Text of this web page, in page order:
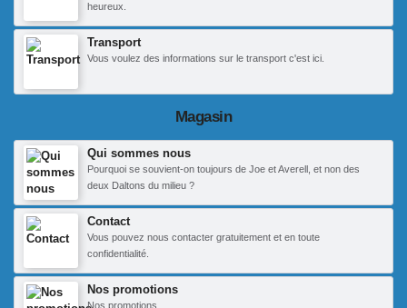
heureux.
Transport
Vous voulez des informations sur le transport c'est ici.
Magasin
Qui sommes nous
Pourquoi se souvient-on toujours de Joe et Averell, et non des
deux Daltons du milieu ?
Contact
Vous pouvez nous contacter gratuitement et en toute
confidentialité.
Nos promotions
Nos promotions